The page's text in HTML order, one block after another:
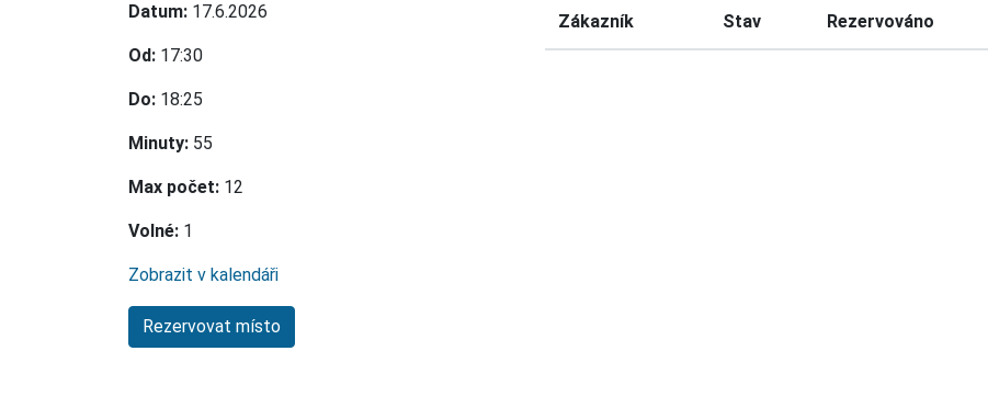
Datum: 17.6.2026
Od: 17:30
Do: 18:25
Minuty: 55
Max počet: 12
Volné: 1
Zobrazit v kalendáři
Zákazník Stav Rezervováno